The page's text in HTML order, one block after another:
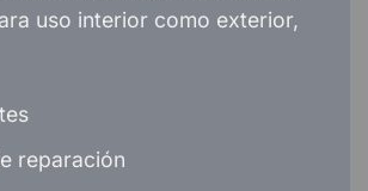
uso interior como exterior,
reparación